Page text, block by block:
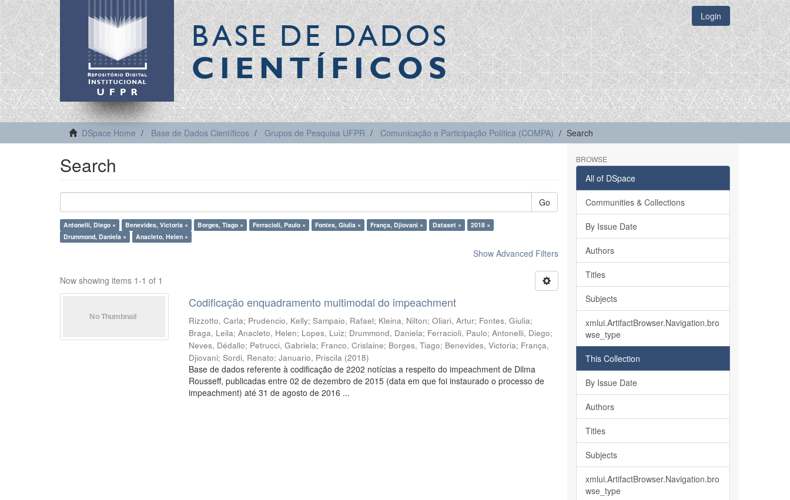
BASE DE DADOS
CIENTÍFICOS
Login
DSpace Home Base de Dados Científicos Grupos de Pesquisa UFPR Comunicação e Participação Política (COMPA) Search
Search
Go
Antonelli, Diego × Benevides, Victoria × Borges, Tiago × Ferracioli, Paulo × Fontes, Giulia × França, Djiovani × Dataset ×
2018 ×
Drummond, Daniela ×
Anacleto, Helen ×
Show Advanced Filters
Now showing items 1-1 of 1
Codificação enquadramento multimodal do impeachment
Rizzotto, Carla; Prudencio, Kelly;Sampaio, Rafael; Kleina, Nilton;Oliari, Artur; Fontes, Giulia;
Braga, Leila;Anacleto, Helen; Lopes, Luiz; Drummond, Daniela; Ferracioli, Paulo;Antonelli, Diego;
Neves, Dédallo; Petrucci, Gabriela; Franco, Crislaine; Borges, Tiago; Benevides, Victoria; França,
Djiovani;Sordi, Renato;Januario, Priscila (2018)
Base de dados referente à codificação de 2202 notícias a respeito do impeachment de Dilma
Rousseff, publicadas entre 02 de dezembro de 2015 (data em que foi instaurado o processo de
impeachment) até 31 de agosto de 2016 ...
BROWSE
All of DSpace
Communities & Collections
By Issue Date
Authors
Titles
Subjects
xmlui.ArtifactBrowser.Navigation.bro
wse_type
This Collection
By Issue Date
Authors
Titles
Subjects
xmlui.ArtifactBrowser.Navigation.bro
wse_type